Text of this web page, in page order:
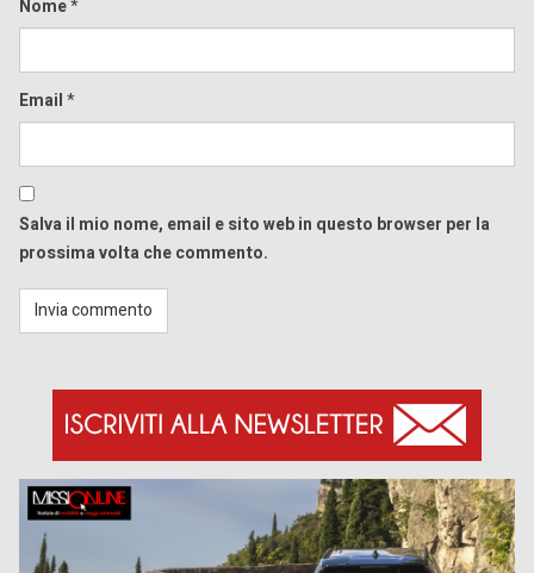
Nome*
Email*
Salva il mio nome, email e sito web in questo browser per la
prossima volta che commento.